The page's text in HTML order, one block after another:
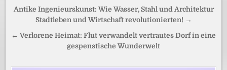
Beitragsnavigation
Antike Ingenieurskunst: Wie Wasser, Stahl und Architektur
Stadtleben und Wirtschaft revolutionierten! →
← Verlorene Heimat: Flut verwandelt vertrautes Dorf in eine
gespenstische Wunderwelt